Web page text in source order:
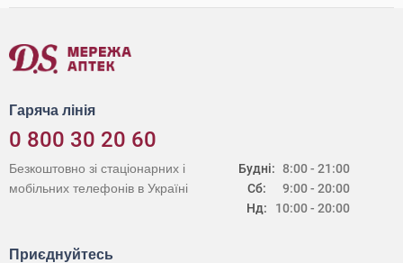
Гаряча лінія
0 800 30 20 60
Будні:
Сб:
Нд:
8:00 - 21:00
9:00 - 20:00
10:00 - 20:00
Безкоштовно зі стаціонарних і
мобільних телефонів в Україні
Приєднуйтесь